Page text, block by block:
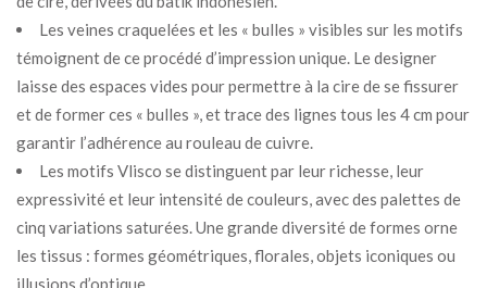
Les veines craquelées et les « bulles » visibles sur les motifs
témoignent de ce procédé d’impression unique. Le designer
laisse des espaces vides pour permettre à la cire de se fissurer
et de former ces « bulles », et trace des lignes tous les 4 cm pour
garantir l’adhérence au rouleau de cuivre.
Les motifs Vlisco se distinguent par leur richesse, leur
expressivité et leur intensité de couleurs, avec des palettes de
cinq variations saturées. Une grande diversité de formes orne
les tissus : formes géométriques, florales, objets iconiques ou
illusions d’optique.